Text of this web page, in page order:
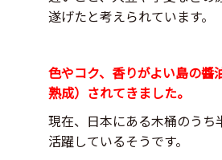
遂げたと考えられています。
色やコク、香りがよい島の
熟成）されてきました。
現在、日本にある木桶のう
活躍しているそうです。